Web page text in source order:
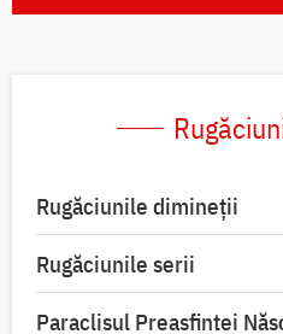
Rugăciunile dimineții
Rugăciunile serii
Paraclisul Preasfintei